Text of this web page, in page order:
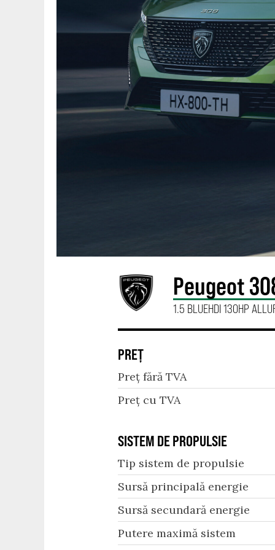
Peugeot
1.5 BLUEHDI 130HP
PREȚ
Preț fără TVA
Preț cu TVA
SISTEM DE PROPULSIE
Tip sistem de propulsie
Sursă principală energie
Sursă secundară energie
Putere maximă sistem